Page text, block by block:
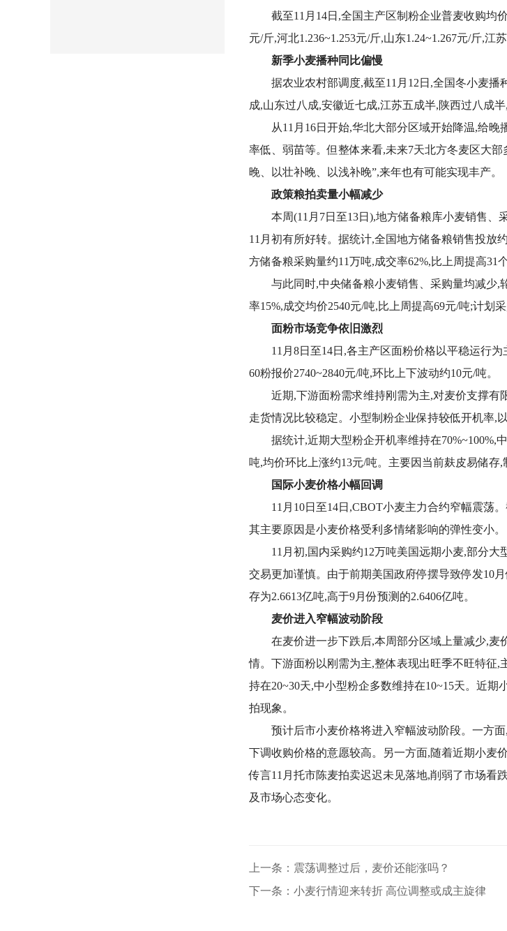
截至11月14日,全国主产区制粉企业普麦收购均
元/斤,河北1.236~1.253元/斤,山东1.24~1.267元/斤,江
新季小麦播种同比偏慢
据农业农村部调度,截至11月12日,全国冬小麦
成,山东过八成,安徽近七成,江苏五成半,陕西过八成半
从11月16日开始,华北大部分区域开始降温,给
率低、弱苗等。但整体来看,未来7天北方冬麦区大
晚、以壮补晚、以浅补晚”,来年也有可能实现丰产。
政策粮拍卖量小幅减少
本周(11月7日至13日),地方储备粮库小麦销售
11月初有所好转。据统计,全国地方储备粮销售投放
方储备粮采购量约11万吨,成交率62%,比上周提高31
与此同时,中央储备粮小麦销售、采购量均减少,
率15%,成交均价2540元/吨,比上周提高69元/吨;计划
面粉市场竞争依旧激烈
11月8日至14日,各主产区面粉价格以平稳运行
60粉报价2740~2840元/吨,环比上下波动约10元/吨。
近期,下游面粉需求维持刚需为主,对麦价支撑
走货情况比较稳定。小型制粉企业保持较低开机率,
据统计,近期大型粉企开机率维持在70%~100%,
吨,均价环比上涨约13元/吨。主要因当前麸皮易储存,
国际小麦价格小幅回调
11月10日至14日,CBOT小麦主力合约窄幅震荡
其主要原因是小麦价格受利多情绪影响的弹性变小。
11月初,国内采购约12万吨美国远期小麦,部分
交易更加谨慎。由于前期美国政府停摆导致停发10
存为2.6613亿吨,高于9月份预测的2.6406亿吨。
麦价进入窄幅波动阶段
在麦价进一步下跌后,本周部分区域上量减少,
情。下游面粉以刚需为主,整体表现出旺季不旺特征
持在20~30天,中小型粉企多数维持在10~15天。近
拍现象。
预计后市小麦价格将进入窄幅波动阶段。一方
下调收购价格的意愿较高。另一方面,随着近期小麦
传言11月托市陈麦拍卖迟迟未见落地,削弱了市场看
及市场心态变化。‍
上一条：震荡调整过后，麦价还能涨吗？
下一条：小麦行情迎来转折 高位调整或成主旋律